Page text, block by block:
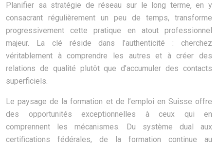
Planifier sa stratégie de réseau sur le long terme, en y
consacrant régulièrement un peu de temps, transforme
progressivement cette pratique en atout professionnel
majeur. La clé réside dans l’authenticité : cherchez
véritablement à comprendre les autres et à créer des
relations de qualité plutôt que d’accumuler des contacts
superficiels.
Le paysage de la formation et de l’emploi en Suisse offre
des opportunités exceptionnelles à ceux qui en
comprennent les mécanismes. Du système dual aux
certifications fédérales, de la formation continue au